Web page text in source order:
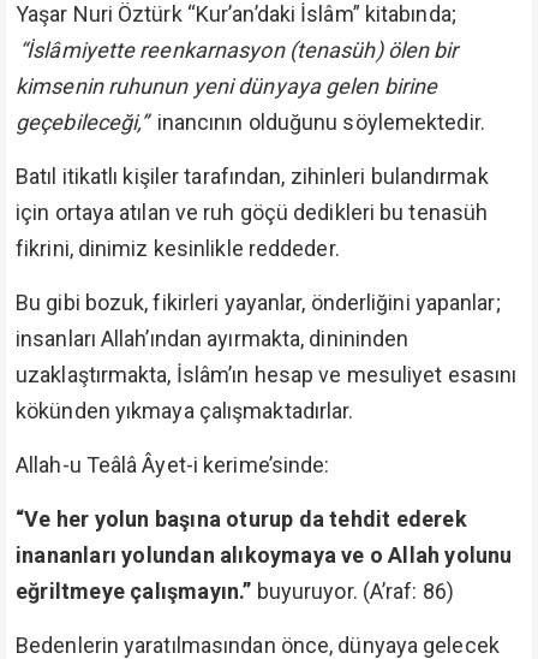
Yaşar Nuri Öztürk “Kur’an’daki İslâm” kitabında;
“İslâmiyette reenkarnasyon (tenasüh) ölen bir
kimsenin ruhunun yeni dünyaya gelen birine
geçebileceği,” inancının olduğunu söylemektedir.
Batıl itikatlı kişiler tarafından, zihinleri bulandırmak
için ortaya atılan ve ruh göçü dedikleri bu tenasüh
fikrini, dinimiz kesinlikle reddeder.
Bu gibi bozuk, fikirleri yayanlar, önderliğini yapanlar;
insanları Allah’ından ayırmakta, dinininden
uzaklaştırmakta, İslâm’ın hesap ve mesuliyet esasını
kökünden yıkmaya çalışmaktadırlar.
Allah-u Teâlâ Âyet-i kerime’sinde:
“Ve her yolun başına oturup da tehdit ederek
inananları yolundan alıkoymaya ve o Allah yolunu
eğriltmeye çalışmayın.” buyuruyor. (A’raf: 86)
Bedenlerin yaratılmasından önce, dünyaya gelecek